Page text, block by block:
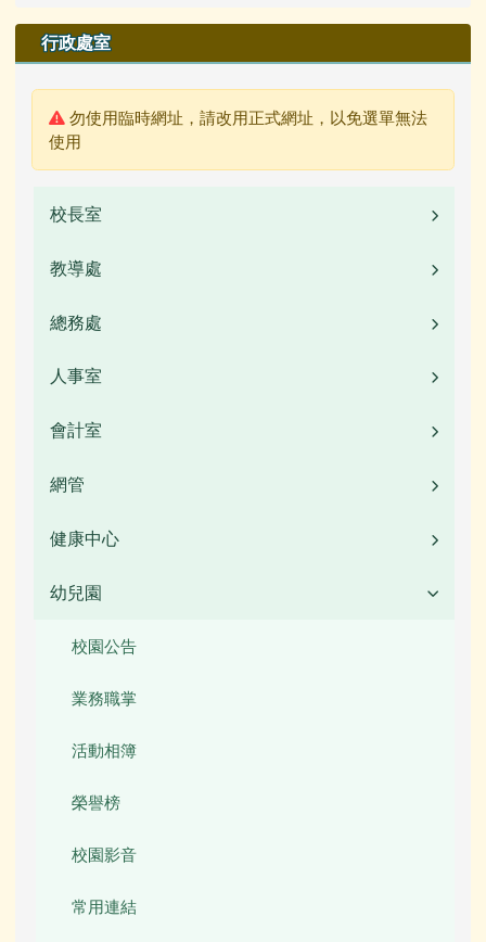
行政處室
警告:
勿使用臨時網址，請改用正式網址，以免選單無法
使用
校長室
教導處
榮譽榜
檔案下載
行事曆
本土語言專區
圖書館數位資源館
總務處
活動相簿
校園影音
公開資訊
檔案下載
行事曆
人事室
常用連結
行事曆
會計室
校園公告
檔案下載
行事曆
網管
校園公告
活動相簿
榮譽榜
校園影音
檔案下載
行事曆
網管常用連結
關於我們
健康中心
校園公告
業務職掌
行事曆
幼兒園
校園公告
業務職掌
活動相簿
榮譽榜
校園影音
常用連結